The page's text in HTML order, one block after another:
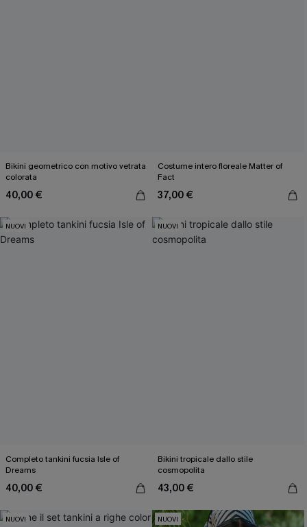
Bikini geometrico con motivo vetrata
colorata
40,00 €
Costume intero floreale Matter of
Fact
37,00 €
NUOVI
Completo tankini fucsia Isle of
Dreams
40,00 €
NUOVI
Bikini tropicale dallo stile
cosmopolita
43,00 €
NUOVI NUOVI